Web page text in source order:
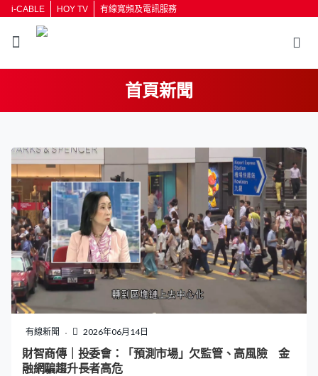
i-CABLE HOY TV 有線寬頻及電訊服務
首頁新聞
按輸入鍵開始搜尋
有線新聞 2026年06月14日
財智商傳｜投委會：「預測市場」欠監管、高風險 金
融網騙趨升長者高危